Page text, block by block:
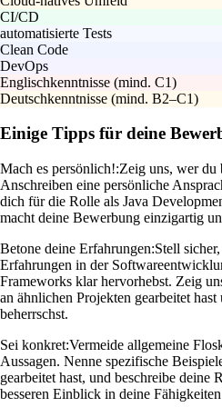
CI/CD
automatisierte Tests
Clean Code
DevOps
Englischkenntnisse (mind. C1)
Deutschkenntnisse (mind. B2–C1)
Einige Tipps für deine
Mach es persönlich!:Zeig uns, wer du
Anschreiben eine persönliche
dich für die Rolle als Java
macht deine Bewerbung einzigartig
Betone deine Erfahrungen:Stell
Erfahrungen in der
Frameworks klar hervorhebst. Zeig
an ähnlichen Projekten gearbeitet
beherrschst.
Sei konkret:Vermeide allgemeine
Aussagen. Nenne spezifische
gearbeitet hast, und beschreibe deine
besseren Einblick in deine